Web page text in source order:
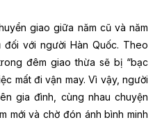
giao giữa năm cũ và năm
với người Hàn Quốc. Theo
đêm giao thừa sẽ bị “bạc
mất đi vận may. Vì vậy, người
gia đình, cùng nhau chuyện
mới và chờ đón ánh bình minh